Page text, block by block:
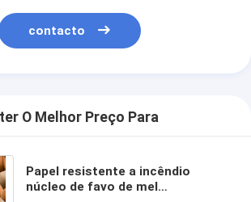
contacto
O Melhor Preço Para
Papel resistente a incêndio
núcleo de favo de mel